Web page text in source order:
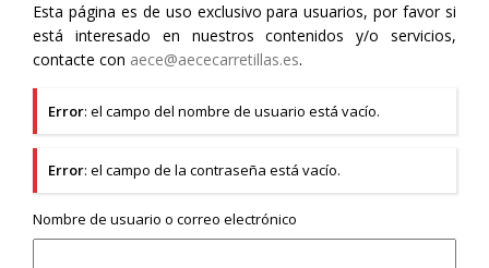
Esta página es de uso exclusivo para usuarios, por favor si
está interesado en nuestros contenidos y/o servicios,
contacte con aece@aececarretillas.es.
Error: el campo del nombre de usuario está vacío.
Error: el campo de la contraseña está vacío.
Nombre de usuario o correo electrónico